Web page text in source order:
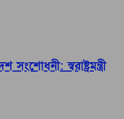
স্বরাষ্ট্রমন্ত্রী